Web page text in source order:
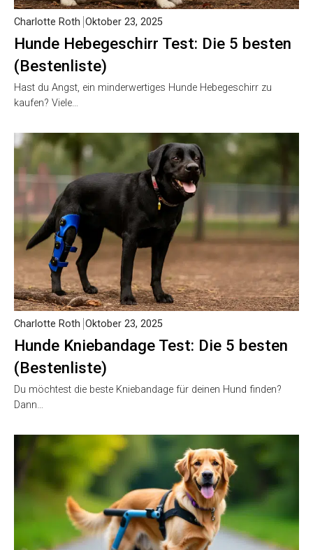
Hunde Hebegeschirr Test: Die 5 besten
(Bestenliste)
Charlotte Roth Oktober 23, 2025
Hast du Angst, ein minderwertiges Hunde Hebegeschirr zu
kaufen? Viele…
Hunde Kniebandage Test: Die 5 besten
(Bestenliste)
Charlotte Roth Oktober 23, 2025
Du möchtest die beste Kniebandage für deinen Hund finden?
Dann…